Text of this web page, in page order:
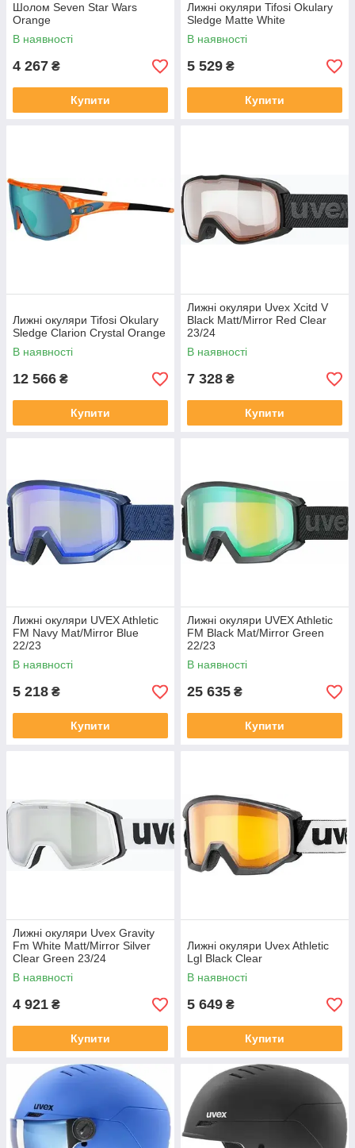
Шолом Seven Star Wars
Orange
В наявності
4 267 ₴
Купити
Лижні окуляри Tifosi Okulary
Sledge Matte White
В наявності
5 529 ₴
Купити
Лижні окуляри Tifosi Okulary
Sledge Clarion Crystal Orange
В наявності
12 566 ₴
Купити
Лижні окуляри Uvex Xcitd V
Black Matt/Mirror Red Clear
23/24
В наявності
7 328 ₴
Купити
Лижні окуляри UVEX Athletic
FM Navy Mat/Mirror Blue
22/23
В наявності
5 218 ₴
Купити
Лижні окуляри UVEX Athletic
FM Black Mat/Mirror Green
22/23
В наявності
25 635 ₴
Купити
Лижні окуляри Uvex Gravity
Fm White Matt/Mirror Silver
Clear Green 23/24
В наявності
4 921 ₴
Купити
Лижні окуляри Uvex Athletic
Lgl Black Clear
В наявності
5 649 ₴
Купити